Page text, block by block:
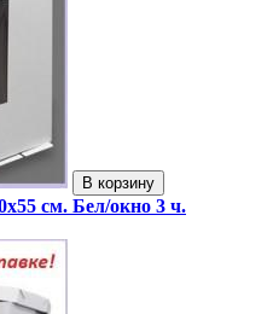
В корзину
см. Бел/окно 3 ч.